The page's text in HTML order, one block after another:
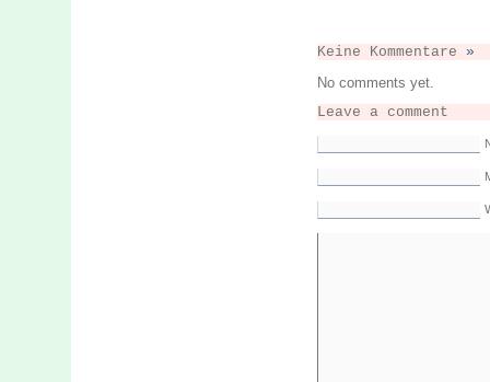
Keine Kommentare »
No comments yet.
Leave a comment